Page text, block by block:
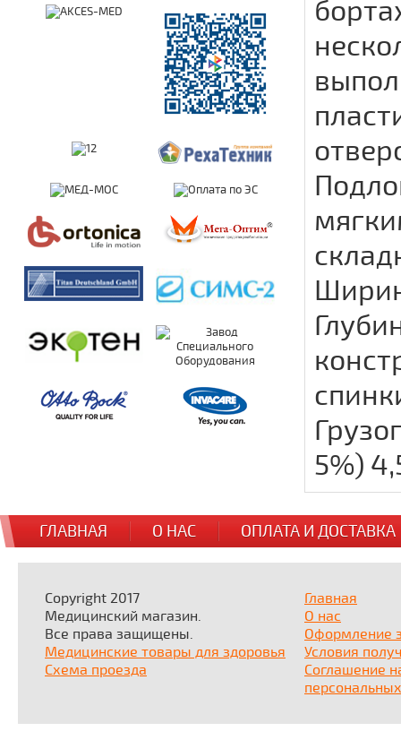
5%)
ГЛАВНАЯ О НАС ОПЛАТА И ДОСТАВКА
Copyright 2017
Медицинский магазин.
Все права защищены.
Медицинские товары для здоровья
Схема проезда
Главная
О нас
Оформление
Условия
Соглашение